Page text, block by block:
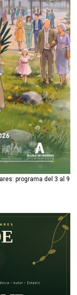
programa del 3 al 9